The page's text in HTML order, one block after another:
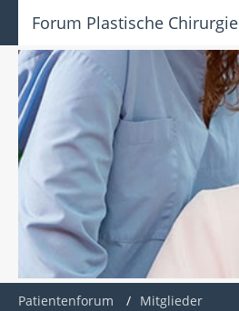
Forum Plastische Chirurgie
Patientenforum Mitglieder